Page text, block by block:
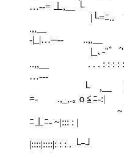
…‐-= ⊥,__ └
|└=ﾆ.. ⌒
.,,__ . : :
-|_|…─-- ..,,__
|_､‐''゛´'ｉﾆ
..,,__ . . . :
…‐--
└ ,__ |:: :: |
=- .,_,.｡ｏ≦ﾆ‐:|
~＾^|:: :: |´. .
ﾆ⊥ﾆ‐ ~|::: : |
└ｰ┘. . . : : :,
|::::|::::|: : : . └ｰ┘